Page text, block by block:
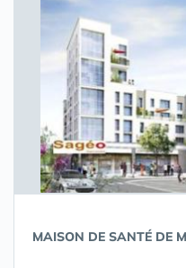
MAISON DE SANTÉ DE